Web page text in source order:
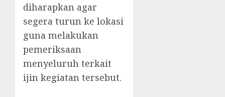
diharapkan agar
segera turun ke lokasi
guna melakukan
pemeriksaan
menyeluruh terkait
ijin kegiatan tersebut.